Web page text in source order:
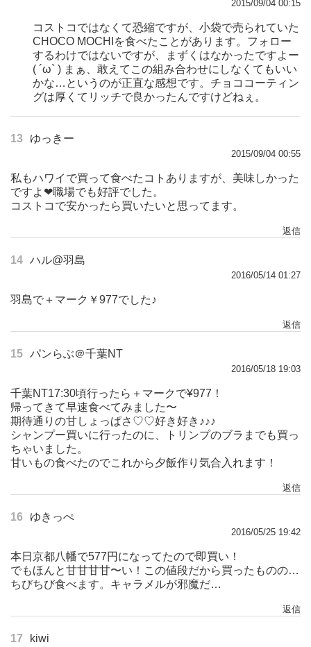
2015/09/04 00:15
コストコではなくて恐縮ですが、小袋で売られていた
CHOCO MOCHIを食べたことがあります。フォロー
するわけではないですが、まずくはなかったですよー
( ´ω` ) まぁ、敢えてこの組み合わせにしなくてもいい
かな…というのが正直な感想です。チョココーティン
グは厚くてリッチで良かったんですけどねぇ。
13 ゆっきー
2015/09/04 00:55
私もハワイで買って食べたコトありますが、美味しかった
ですよ❤︎職場でも好評でした。
コストコで安かったら買いたいと思ってます。
返信
14 ハル@羽島
2016/05/14 01:27
羽島で＋マーク￥977でした♪
返信
15 パンらぶ＠千葉NT
2016/05/18 19:03
千葉NT17:30頃行ったら＋マークで¥977！
帰ってきて早速食べてみました〜
期待通りの甘しょっぱさ♡♡好き好き♪♪♪
シャンプー買いに行ったのに、トリンプのブラまでも買っ
ちゃいました。
甘いもの食べたのでこれから夕飯作り気合入れます！
返信
16 ゆきっぺ
2016/05/25 19:42
本日京都八幡で577円になってたので即買い！
でもほんと甘甘甘甘〜い！この値段だから買ったものの…
ちびちび食べます。キャラメルが邪魔だ…
返信
17 kiwi